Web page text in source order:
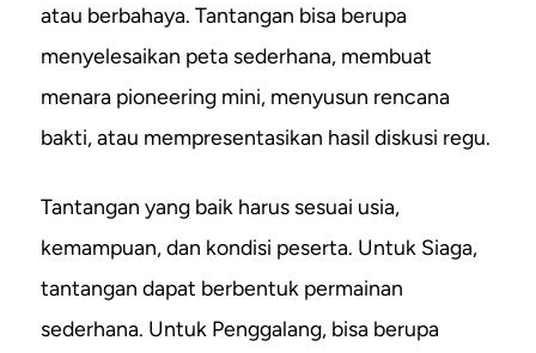
atau berbahaya. Tantangan bisa berupa
menyelesaikan peta sederhana, membuat
menara pioneering mini, menyusun rencana
bakti, atau mempresentasikan hasil diskusi regu.
Tantangan yang baik harus sesuai usia,
kemampuan, dan kondisi peserta. Untuk Siaga,
tantangan dapat berbentuk permainan
sederhana. Untuk Penggalang, bisa berupa